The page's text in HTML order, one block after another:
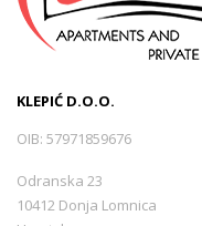
KLEPIĆ D.O.O.
OIB: 57971859676
Odranska 23
10412 Donja Lomnica